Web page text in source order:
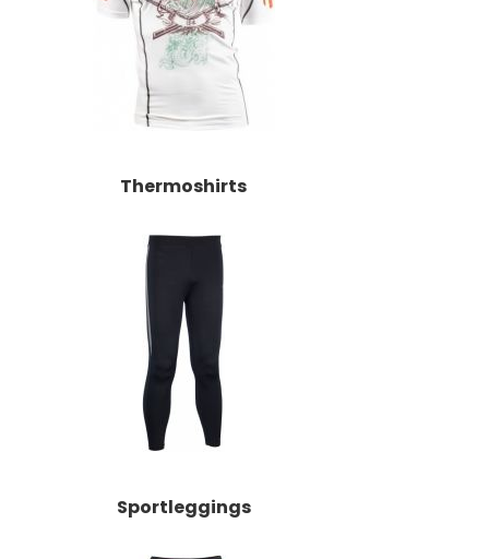
Thermoshirts
Sportleggings